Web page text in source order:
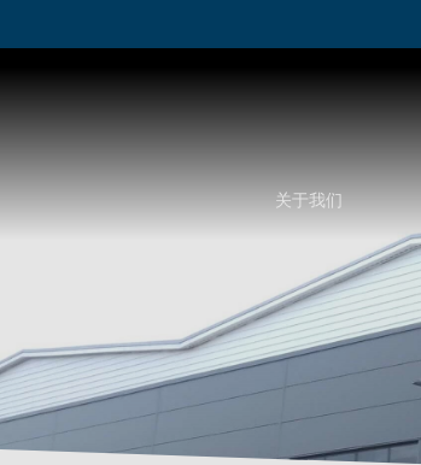
关于我们